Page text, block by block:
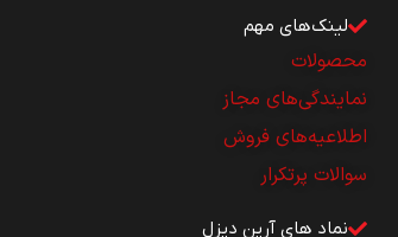
لینک‌های مهم
محصولات
نمایندگی‌های مجاز
اطلاعیه‌های فروش
سوالات پرتکرار
نماد های آرین دیزل